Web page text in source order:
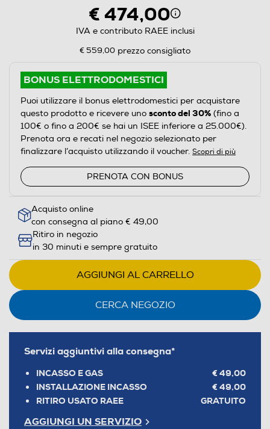
€ 474,00
IVA e contributo RAEE inclusi
€ 559,00 prezzo consigliato
BONUS ELETTRODOMESTICI
Puoi utilizzare il bonus elettrodomestici per acquistare
questo prodotto e ricevere uno sconto del 30% (fino a
100€ o fino a 200€ se hai un ISEE inferiore a 25.000€).
Prenota ora e recati nel negozio selezionato per
finalizzare l’acquisto utilizzando il voucher. Scopri di più
PRENOTA CON BONUS
Acquisto online
con consegna al piano € 49,00
Ritiro in negozio
in 30 minuti e sempre gratuito
AGGIUNGI AL CARRELLO
CERCA NEGOZIO
Servizi aggiuntivi alla consegna*
INCASSO E GAS
€ 49,00
INSTALLAZIONE INCASSO
€ 49,00
RITIRO USATO RAEE
GRATUITO
AGGIUNGI UN SERVIZIO